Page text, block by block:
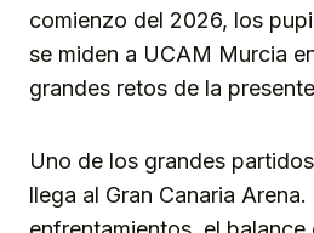
comienzo del 2026, los
se miden a UCAM Murcia
grandes retos de la
Uno de los grandes
llega al Gran Canaria